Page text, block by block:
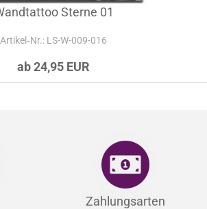
Sterne 01
Artikel‑Nr.: LS-W-009-016
ab 24,95 EUR
Zahlungsarten